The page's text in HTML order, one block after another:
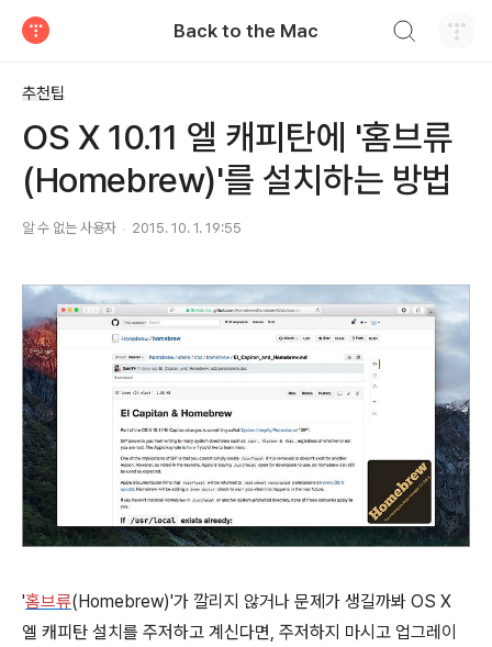
Back to the Mac
추천팁
OS X 10.11 엘 캐피탄에 '홈브류
(Homebrew)'를 설치하는 방법
알 수 없는 사용자 2015. 10. 1. 19:55
'홈브류(Homebrew)'가 깔리지 않거나 문제가 생길까봐 OS X
엘 캐피탄 설치를 주저하고 계신다면, 주저하지 마시고 업그레이